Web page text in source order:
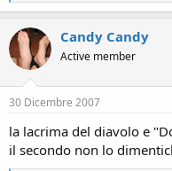
a
c
t
i
o
n
s
Candy Candy
Active member
30 Dicembre 2007
la lacrima del diavolo e
il secondo non lo